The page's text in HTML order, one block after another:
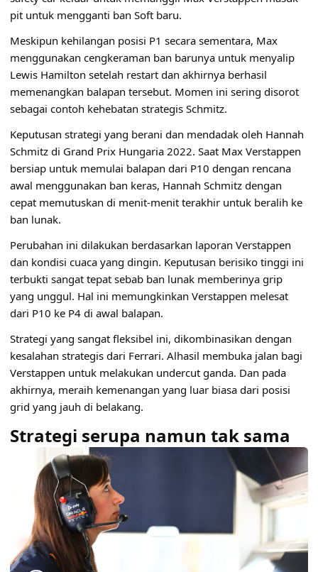
pit untuk mengganti ban Soft baru.
Meskipun kehilangan posisi P1 secara sementara, Max
menggunakan cengkeraman ban barunya untuk menyalip
Lewis Hamilton setelah restart dan akhirnya berhasil
memenangkan balapan tersebut. Momen ini sering disorot
sebagai contoh kehebatan strategis Schmitz.
Keputusan strategi yang berani dan mendadak oleh Hannah
Schmitz di Grand Prix Hungaria 2022. Saat Max Verstappen
bersiap untuk memulai balapan dari P10 dengan rencana
awal menggunakan ban keras, Hannah Schmitz dengan
cepat memutuskan di menit-menit terakhir untuk beralih ke
ban lunak.
Perubahan ini dilakukan berdasarkan laporan Verstappen
dan kondisi cuaca yang dingin. Keputusan berisiko tinggi ini
terbukti sangat tepat sebab ban lunak memberinya grip
yang unggul. Hal ini memungkinkan Verstappen melesat
dari P10 ke P4 di awal balapan.
Strategi yang sangat fleksibel ini, dikombinasikan dengan
kesalahan strategis dari Ferrari. Alhasil membuka jalan bagi
Verstappen untuk melakukan undercut ganda. Dan pada
akhirnya, meraih kemenangan yang luar biasa dari posisi
grid yang jauh di belakang.
Strategi serupa namun tak sama